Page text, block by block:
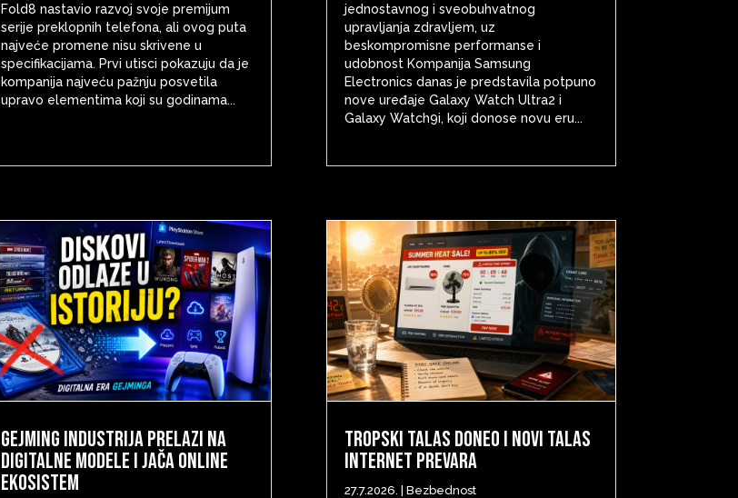
Fold8 nastavio razvoj svoje premijum
serije preklopnih telefona, ali ovog puta
najveće promene nisu skrivene u
specifikacijama. Prvi utisci pokazuju da je
kompanija najveću pažnju posvetila
upravo elementima koji su godinama...
Gejming industrija prelazi na
digitalne modele i jača online
ekosistem
jednostavnog i sveobuhvatnog
upravljanja zdravljem, uz
beskompromisne performanse i
udobnost Kompanija Samsung
Electronics danas je predstavila potpuno
nove uređaje Galaxy Watch Ultra2 i
Galaxy Watch9i, koji donose novu eru...
Tropski talas doneo i novi talas
internet prevara
27.7.2026. | Bezbednost